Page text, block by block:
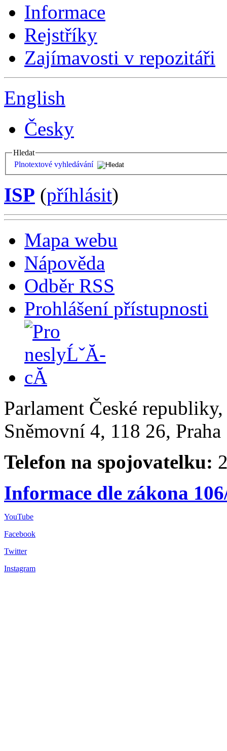
Informace
Rejstříky
Zajímavosti v repozitáři
English
Česky
Hledat
Plnotextové vyhledávání
ISP (příhlásit)
Mapa webu
Nápověda
Odběr RSS
Prohlášení přístupnosti
Parlament České
Sněmovní 4, 118 26,
Telefon na spojovatelku:
Informace dle zákona
YouTube
Facebook
Twitter
Instagram